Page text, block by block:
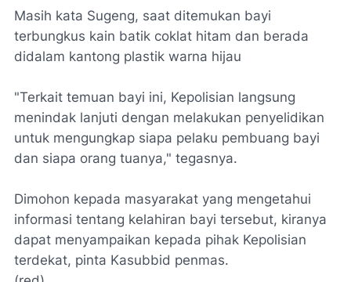
Masih kata Sugeng, saat ditemukan bayi
terbungkus kain batik coklat hitam dan berada
didalam kantong plastik warna hijau
"Terkait temuan bayi ini, Kepolisian langsung
menindak lanjuti dengan melakukan penyelidikan
untuk mengungkap siapa pelaku pembuang bayi
dan siapa orang tuanya," tegasnya.
Dimohon kepada masyarakat yang mengetahui
informasi tentang kelahiran bayi tersebut, kiranya
dapat menyampaikan kepada pihak Kepolisian
terdekat, pinta Kasubbid penmas.